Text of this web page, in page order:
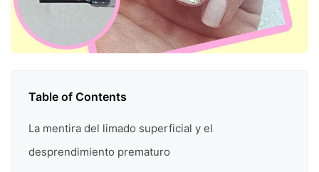
Table of Contents
La mentira del limado superficial y el
desprendimiento prematuro